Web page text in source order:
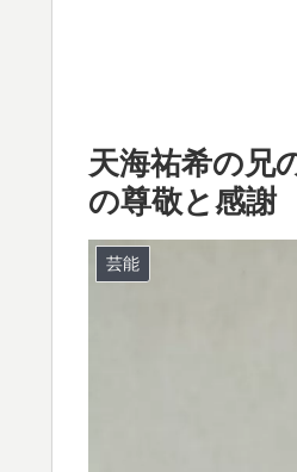
天海祐希の兄
の尊敬と感謝
芸能